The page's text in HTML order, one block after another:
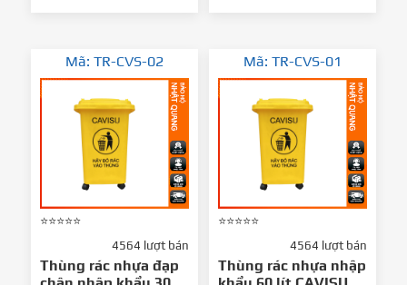
Mã: TR-CVS-02
⭐⭐⭐⭐⭐
4564 lượt bán
Thùng rác nhựa đạp
Mã: TR-CVS-01
⭐⭐⭐⭐⭐
4564 lượt bán
Thùng rác nhựa nhập